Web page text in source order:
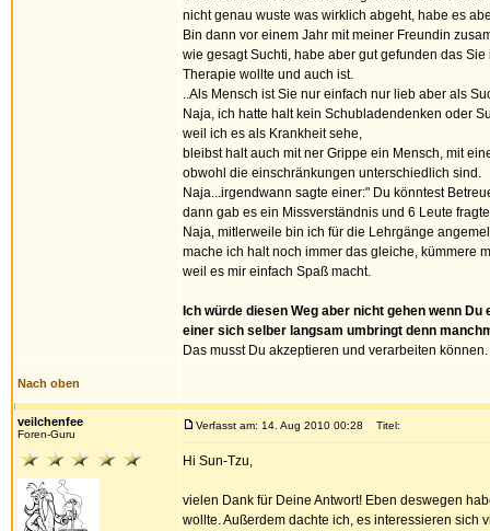
nicht genau wuste was wirklich abgeht, habe es
Bin dann vor einem Jahr mit meiner Freundin
wie gesagt Suchti, habe aber gut gefunden das
Therapie wollte und auch ist.
..Als Mensch ist Sie nur einfach nur lieb aber als
Naja, ich hatte halt kein Schubladendenken oder
weil ich es als Krankheit sehe,
bleibst halt auch mit ner Grippe ein Mensch, mit
obwohl die einschränkungen unterschiedlich sind.
Naja...irgendwann sagte einer:" Du könntest
dann gab es ein Missverständnis und 6 Leute
Naja, mitlerweile bin ich für die Lehrgänge
mache ich halt noch immer das gleiche, kümmere
weil es mir einfach Spaß macht.
Ich würde diesen Weg aber nicht gehen wenn
einer sich selber langsam umbringt denn
Das musst Du akzeptieren und verarbeiten können.
Nach oben
veilchenfee
Foren-Guru
Verfasst am: 14. Aug 2010 00:28 Titel:
Hi Sun-Tzu,
vielen Dank für Deine Antwort! Eben deswegen
wollte. Außerdem dachte ich, es interessieren sich